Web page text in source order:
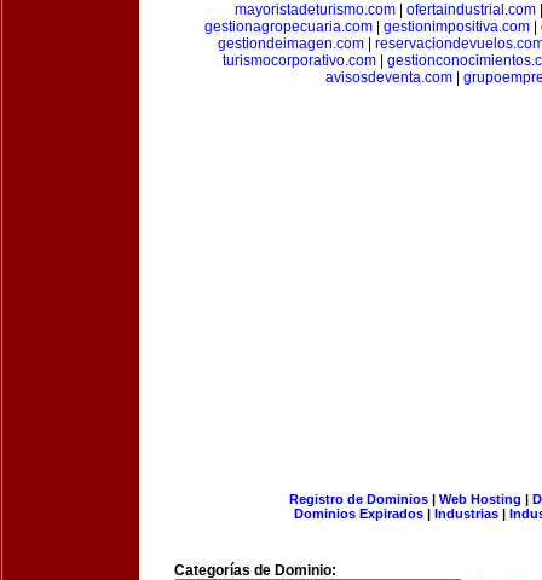
mayoristadeturismo.com| ofertaindustrial.com
gestionagropecuaria.com
gestionimpositiva.com
gestiondeimagen.com
turismocorporativo.com
avisosdeventa.com
Registro de Dominios| Web Hosting |
Dominios Expirados | Industrias |
Categorías de Dominio: